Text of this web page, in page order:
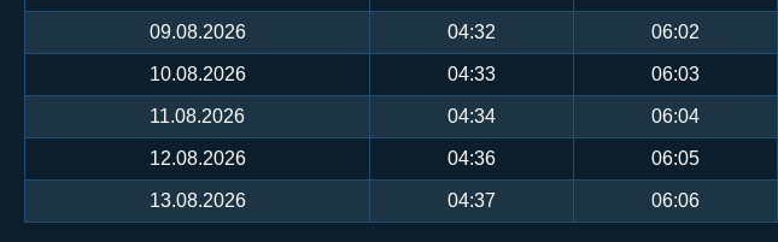
09.08.2026 04:32 06:02
10.08.2026 04:33 06:03
11.08.2026 04:34 06:04
12.08.2026 04:36 06:05
13.08.2026 04:37 06:06